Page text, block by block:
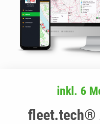
inkl. 6
fleet.tech®